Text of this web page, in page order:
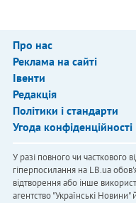
Про нас
Реклама на сайті
Івенти
Редакція
Політики і стандарти
Угода конфіденційності
У разі повного чи часткового
гіперпосилання на LB.ua
відтворення або інше
агентство "Українськi Новини"